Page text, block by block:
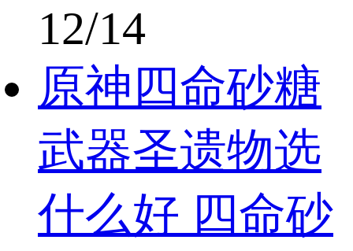
12/14
原神四命砂糖
武器圣遗物选
什么好 四命砂